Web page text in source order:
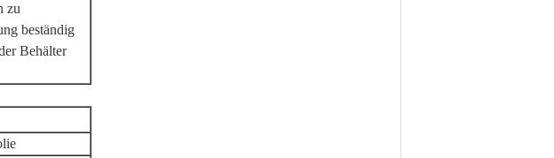
zu
beständig
Behälter